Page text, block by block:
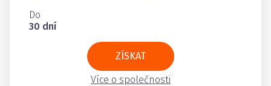
Do
30 dní
ZÍSKAT
Více o společnosti